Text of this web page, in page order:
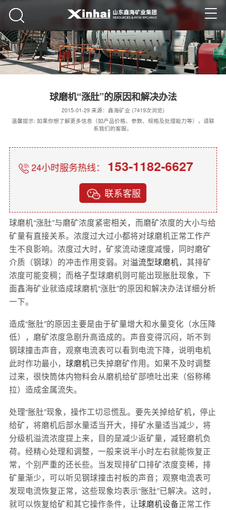
球磨机“涨肚”的原因和解决办法
2015-01-29 来源：鑫海矿业 (7419次浏览)
温馨提示: 如果你想了解更多信息（如产品价格、参数、规格及处理能力等），请联
系我们的客服。
24小时服务热线： 153-1182-6627
联系客服
球磨机“涨肚”与磨矿浓度紧密相关，而磨矿浓度的大小与给
矿量有直接关系。浓度过大过小都将对球磨机正常工作产
生不良影响。浓度过大时，矿浆流动速度减慢，同时磨矿
介质（钢球）的冲击作用变弱。对溢流型球磨机，其排矿
浓度可能变稠；而格子型球磨机则可能出现胀肚现象，下
面鑫海矿业就造成球磨机“涨肚”的原因和解决办法详细分析
一下。
造成“胀肚”的原因主要是由于矿量增大和水量变化（水压降
低），磨矿浓度急剧升高造成的。声音变得沉闷，听不到
钢球撞击声音，观察电流表可以看到电流下降，说明电机
此时作功最小， 球磨机已失掉磨矿作用。如果不及时调整
过来，很快筒体内物料会从磨机给矿部喷吐出来（俗称稀
拉）造成金属流失。
处理“胀肚”现象，操作工切忌慌乱。要先关掉给矿机，停止
给矿，将磨机后部水量适当开大，排矿水量适当减少，将
分级机溢流浓度提上来，目的是减少返矿量，减轻磨机负
荷。经精心处理和调整，一般来说半小时左右就能恢复正
常，个别严重的还长些。当发现排矿口排矿浓度变稀，排
矿量渐少，可以听见钢球撞击衬板的声音；观察电流表可
发现电流恢复正常，这些现象均表示“胀肚”已解决。这时，
就可以恢复给矿和其它操作条件，让球磨机设备正常工作